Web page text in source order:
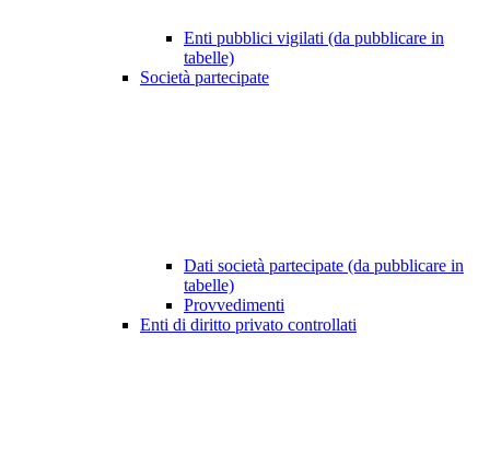
Enti pubblici vigilati (da pubblicare in
tabelle)
Società partecipate
Dati società partecipate (da pubblicare in
tabelle)
Provvedimenti
Enti di diritto privato controllati